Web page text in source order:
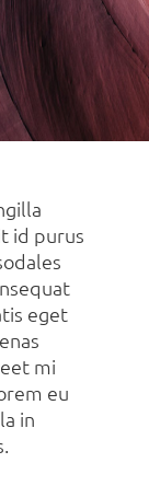
id purus
eget
mi
eu
in